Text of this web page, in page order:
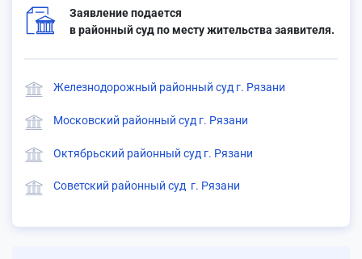
Заявление подается
в районный суд по месту жительства заявителя.
Железнодорожный районный суд г. Рязани
Московский районный суд г. Рязани
Октябрьский районный суд г. Рязани
Советский районный суд г. Рязани